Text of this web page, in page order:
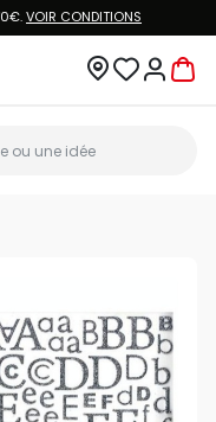
VOIR CONDITIONS